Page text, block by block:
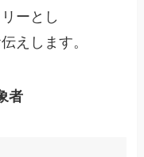
ーとし
えします。
者